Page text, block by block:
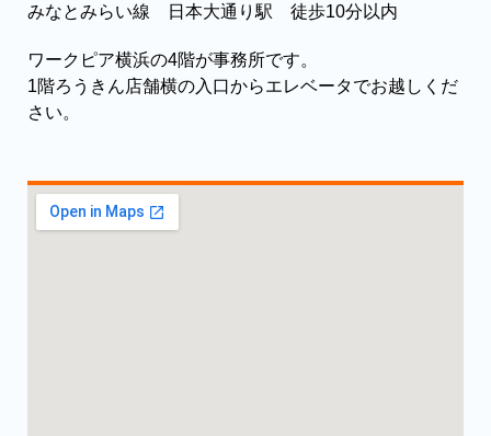
みなとみらい線 日本大通り駅 徒歩10分以内
ワークピア横浜の4階が事務所です。
1階ろうきん店舗横の入口からエレベータでお越しくだ
さい。